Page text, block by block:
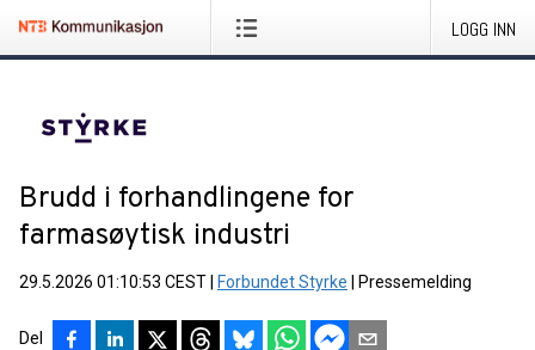
LOGG INN
Brudd i forhandlingene for
farmasøytisk industri
29.5.2026 01:10:53 CEST Forbundet Styrke Pressemelding
Del